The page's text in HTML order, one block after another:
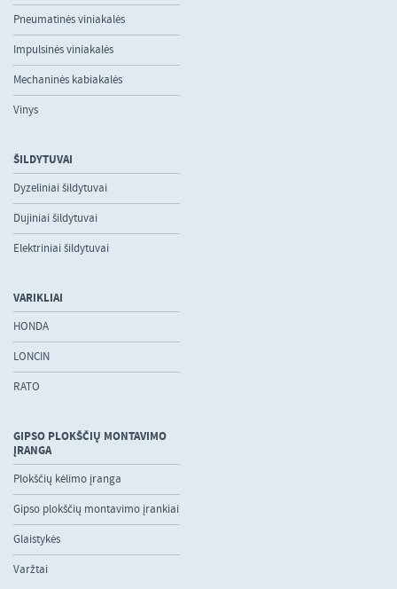
Pneumatinės viniakalės
Impulsinės viniakalės
Mechaninės kabiakalės
Vinys
ŠILDYTUVAI
Dyzeliniai šildytuvai
Dujiniai šildytuvai
Elektriniai šildytuvai
VARIKLIAI
HONDA
LONCIN
RATO
GIPSO PLOKŠČIŲ MONTAVIMO
ĮRANGA
Plokščių kėlimo įranga
Gipso plokščių montavimo įrankiai
Glaistykės
Varžtai